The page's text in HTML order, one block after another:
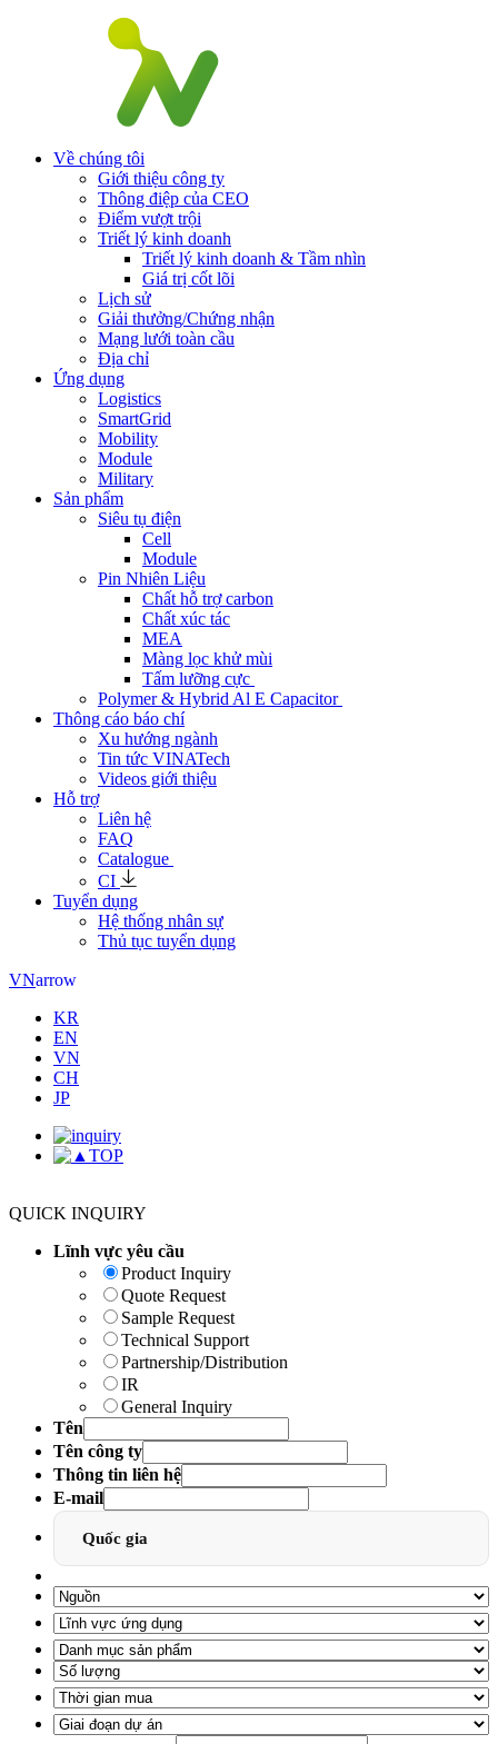
Về chúng tôi
Giới thiệu công ty
Thông điệp của CEO
Điểm vượt trội
Triết lý kinh doanh
Triết lý kinh doanh & Tầm nhìn
Giá trị cốt lõi
Lịch sử
Giải thưởng/Chứng nhận
Mạng lưới toàn cầu
Địa chỉ
Ứng dụng
Logistics
SmartGrid
Mobility
Module
Military
Sản phẩm
Siêu tụ điện
Cell
Module
Pin Nhiên Liệu
Chất hỗ trợ carbon
Chất xúc tác
MEA
Màng lọc khử mùi
Tấm lưỡng cực
Polymer & Hybrid Al E Capacitor
Thông cáo báo chí
Xu hướng ngành
Tin tức VINATech
Videos giới thiệu
Hỗ trợ
Liên hệ
FAQ
Catalogue
CI
Tuyển dụng
Hệ thống nhân sự
Thủ tục tuyển dụng
VNarrow
KR
EN
VN
CH
JP
TOP
QUICK INQUIRY
Lĩnh vực yêu cầu
Product Inquiry
Quote Request
Sample Request
Technical Support
Partnership/Distribution
IR
General Inquiry
Tên
Tên công ty
Thông tin liên hệ
E-mail
Quốc gia